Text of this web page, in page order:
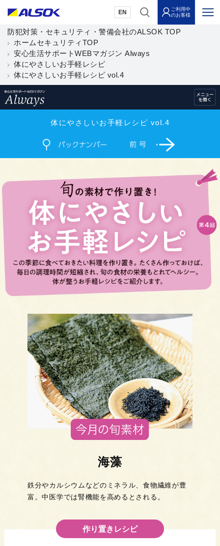
EN
ご利用中
のお客様
防犯対策・セキュリティ・警備会社のALSOK TOP
ホームセキュリティTOP
安心生活サポートWEBマガジン Always
体にやさしいお手軽レシピ
体にやさしいお手軽レシピ vol.4
体にやさしいお手軽レシピ vol.4
海藻
鉄分やカルシウムなどのミネラル、食物繊維が豊
富。中医学では腎機能を高めるとされる。